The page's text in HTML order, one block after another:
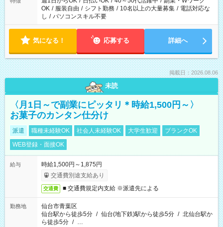
OK / 服装自由 / シフト勤務 / 10名以上の大量募集 / 電話対応な
し / パソコンスキル不要
気になる！ 応募する 詳細へ
掲載日：2026.08.06
未読
〈月1日～で副業にピッタリ＊時給1,500円～〉
お菓子のカンタン仕分け
派遣 職種未経験OK 社会人未経験OK 大学生歓迎
ブランクOK
WEB登録・面接OK
給与
時給1,500円～1,875円
交通費別途支給あり
交通費 ■ 交通費規定内支給 ※派遣先による
勤務地
仙台市青葉区
仙台駅から徒歩5分 / 仙台(地下鉄)駅から徒歩5分 / 北仙台駅か
ら徒歩5分 / …